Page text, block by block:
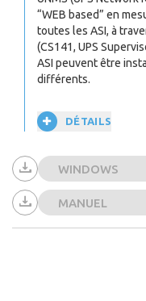
“WEB based” en
toutes les ASI, à
(CS141, UPS
ASI peuvent être
différents.
DÉTAILS
WINDOWS
MANUEL